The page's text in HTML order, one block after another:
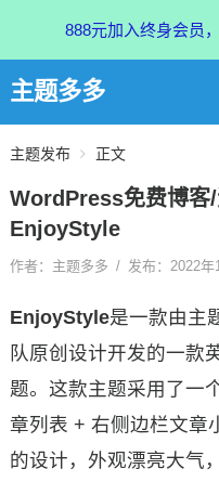
主题多多
主题发布 正文
WordPress免费博客/
EnjoyStyle
作者：主题多多 / 发布：2022
EnjoyStyle是一款由主
队原创设计开发的一款
题。这款主题采用了一
章列表 + 右侧边栏文章
的设计，外观漂亮大气
888元加入终身会员